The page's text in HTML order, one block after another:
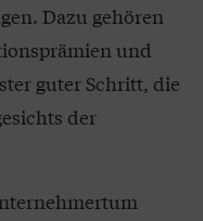
Dazu gehören
und
guter Schritt, die
der